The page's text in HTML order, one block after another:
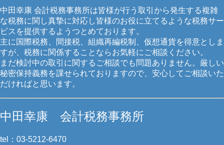
中田幸康 会計税務事務所は皆様が行う取引から発生する複雑
な税務に関し真摯に対応し皆様のお役に立てるような税務サー
ビスを提供するようつとめております。
主に国際税務、間接税、組織再編税制、仮想通貨を得意としま
すが、税務に関係することならお気軽にご相談ください。
まだ検討中の取引に関するご相談でも問題ありません。厳しい
秘密保持義務を課せられておりますので、安心してご相談いた
だければと思います。
中田幸康 会計税務事務所
tel：03-5212-6470